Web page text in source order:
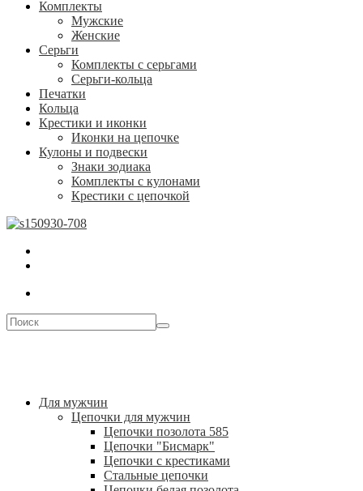
Комплекты
Мужские
Женские
Серьги
Комплекты с серьгами
Серьги-кольца
Печатки
Кольца
Крестики и иконки
Иконки на цепочке
Кулоны и подвески
Знаки зодиака
Комплекты с кулонами
Крестики с цепочкой
Для мужчин
Цепочки для мужчин
Цепочки позолота 585
Цепочки "Бисмарк"
Цепочки с крестиками
Стальные цепочки